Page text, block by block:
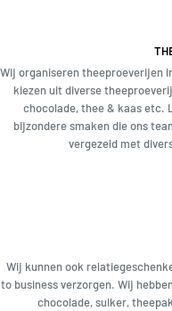
Plaats 1 of 3 theelepels
Vul 1 kop met je favoriete
Wij organiseren theeproeverijen
kiezen uit diverse
chocolade, thee & kaas etc.
bijzondere smaken die ons
vergezeld met
Wij kunnen ook
to business verzorgen. Wij
chocolade, suiker,